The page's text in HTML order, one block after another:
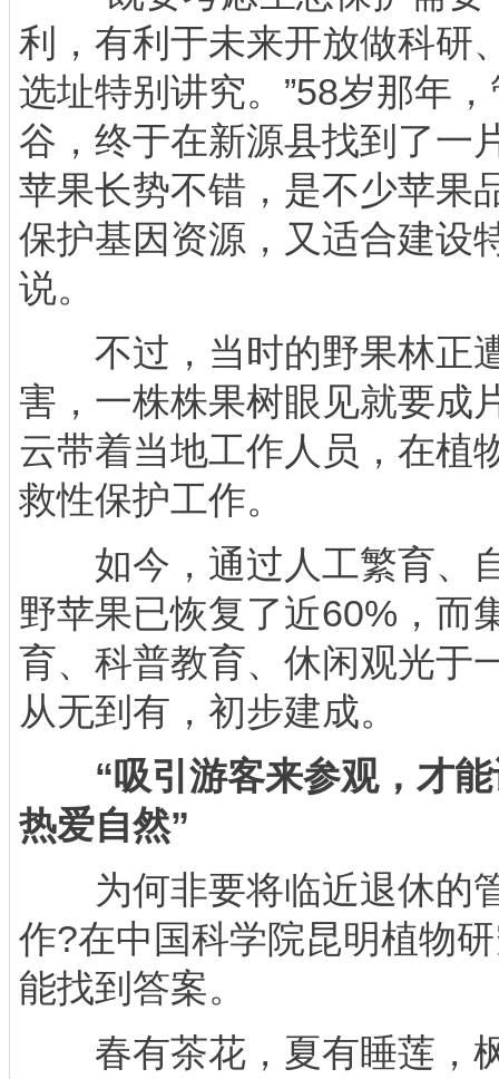
利，有利于未来开放做科
选址特别讲究。”58岁那年
谷，终于在新源县找到了一
苹果长势不错，是不少苹果
保护基因资源，又适合建设
说。
不过，当时的野果林正
害，一株株果树眼见就要成
云带着当地工作人员，在植
救性保护工作。
如今，通过人工繁育、
野苹果已恢复了近60%，而
育、科普教育、休闲观光于
从无到有，初步建成。
“吸引游客来参观，才能
热爱自然”
为何非要将临近退休的
作?在中国科学院昆明植物
能找到答案。
春有茶花，夏有睡莲，